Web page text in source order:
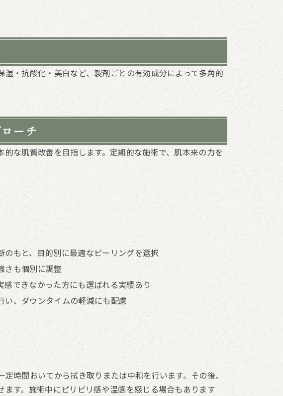
・抗酸化・美白など、製剤ごとの有効成分によって多角的
ーチ
な肌質改善を目指します。定期的な施術で、肌本来の力を
もと、目的別に最適なピーリングを選択
さも個別に調整
できなかった方にも選ばれる実績あり
、ダウンタイムの軽減にも配慮
時間おいてから拭き取りまたは中和を行います。その後、
す。施術中にピリピリ感や温感を感じる場合もあります